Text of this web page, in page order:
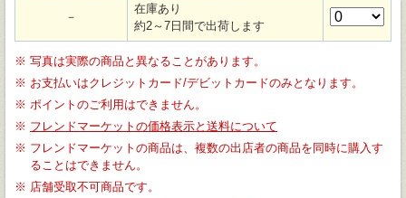
－
在庫あり
約2～7日間で出荷します
※ 写真は実際の商品と異なることがあります。
※ お支払いはクレジットカード/デビットカードのみとなります。
※ ポイントのご利用はできません。
※ フレンドマーケットの価格表示と送料について
※ フレンドマーケットの商品は、複数の出店者の商品を同時に購入す
ることはできません。
※ 店舗受取不可商品です。